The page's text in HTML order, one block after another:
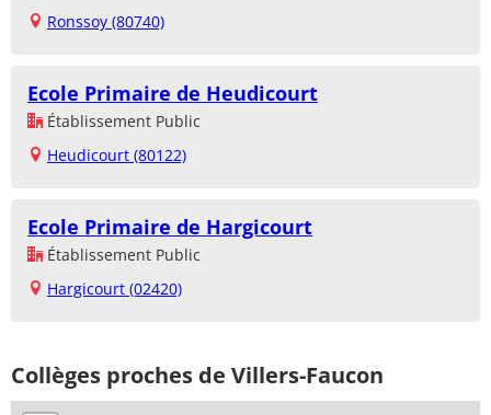
Ronssoy (80740)
Ecole Primaire de Heudicourt
Établissement Public
Heudicourt (80122)
Ecole Primaire de Hargicourt
Établissement Public
Hargicourt (02420)
Collèges proches de Villers-Faucon